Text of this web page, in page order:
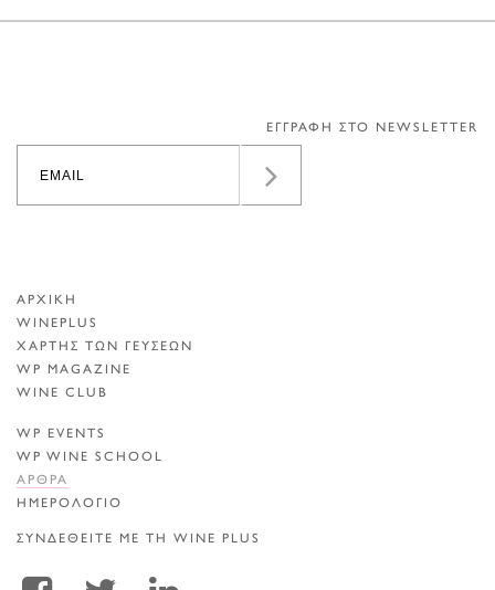
ΕΓΓΡΑΦΗ ΣΤΟ NEWSLETTER
ΑΡΧΙΚΗ
WINEPLUS
ΧΑΡΤΗΣ ΤΩΝ ΓΕΥΣΕΩΝ
WP MAGAZINE
WINE CLUB
WP EVENTS
WP WINE SCHOOL
ΑΡΘΡΑ
ΗΜΕΡΟΛΟΓΙΟ
ΣΥΝΔΕΘΕΙΤΕ ΜΕ ΤΗ WINE PLUS